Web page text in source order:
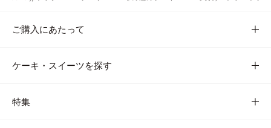
ご購入にあたって
ケーキ・スイーツを探す
特集